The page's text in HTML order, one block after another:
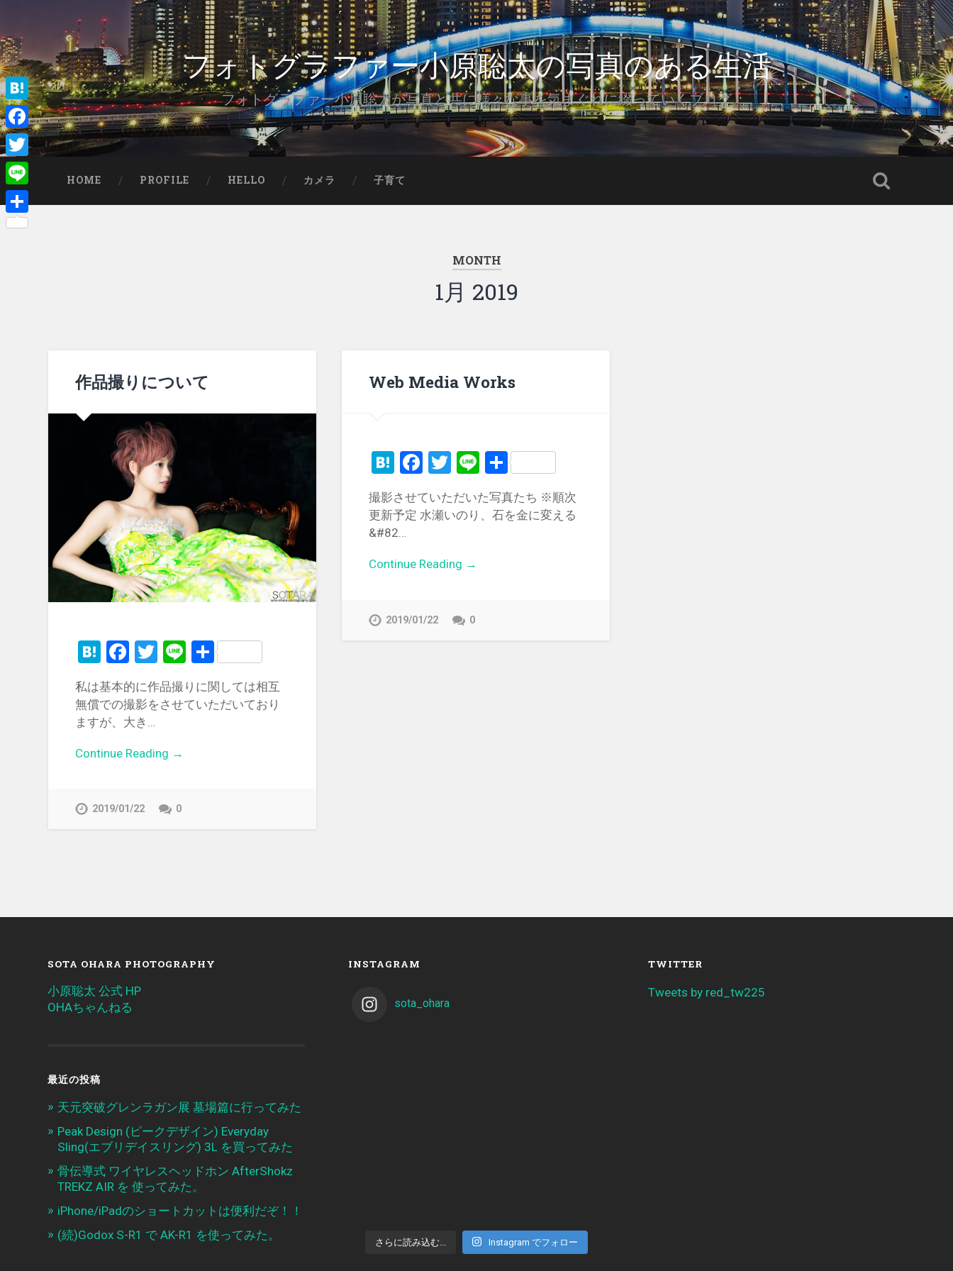
フォトグラファー小原聡太の写真のある生活
フォトグラファー小原聡太が写真と共に様々な事を気まぐれに綴っていくブログ
HOME PROFILE HELLO カメラ 子育て
MONTH
1月 2019
作品撮りについて
Hatena
Facebook
Twitter
Line共
有
私は基本的に作品撮りに関しては相互
無償での撮影をさせていただいており
ますが、大き…
Continue Reading →
2019/01/22 0
Web Media Works
Hatena
Facebook
Twitter
Line共
有
撮影させていただいた写真たち ※順次
更新予定 水瀬いのり、石を金に変える
&#82…
Continue Reading →
2019/01/22 0
SOTA OHARA PHOTOGRAPHY
小原聡太 公式 HP
OHAちゃんねる
最近の投稿
天元突破グレンラガン展 墓場篇に行ってみた
Peak Design (ピークデザイン) Everyday
Sling(エブリデイスリング) 3L を買ってみた
骨伝導式 ワイヤレスヘッドホン AfterShokz
TREKZ AIR を 使ってみた。
iPhone/iPadのショートカットは便利だぞ！！
(続)Godox S-R1 で AK-R1 を使ってみた。
INSTAGRAM
sota_ohara
さらに読み込む... Instagram でフォロー
TWITTER
Tweets by red_tw225
Hatena
Facebook
Twitter
Line
共